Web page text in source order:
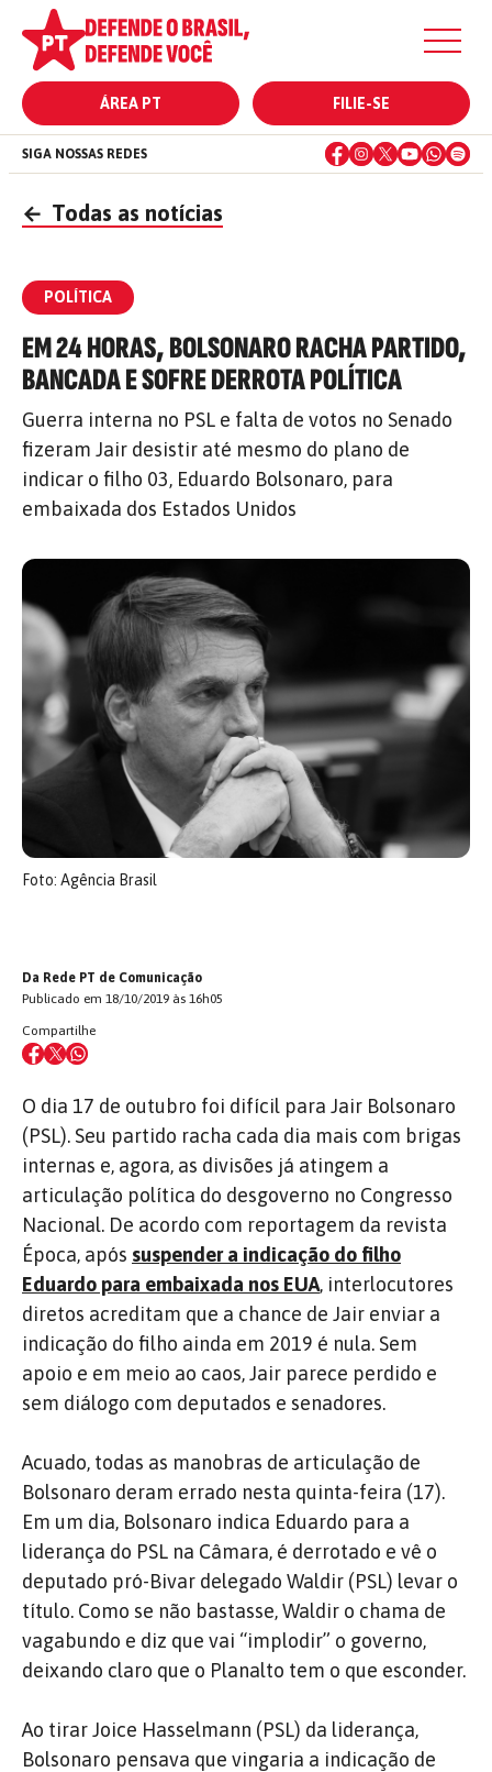
ÁREA PT FILIE-SE
SIGA NOSSAS REDES
← Todas as notícias
POLÍTICA
EM 24 HORAS, BOLSONARO RACHA PARTIDO,
BANCADA E SOFRE DERROTA POLÍTICA
Guerra interna no PSL e falta de votos no Senado
fizeram Jair desistir até mesmo do plano de
indicar o filho 03, Eduardo Bolsonaro, para
embaixada dos Estados Unidos
Foto: Agência Brasil
Da Rede PT de Comunicação
Publicado em 18/10/2019 às 16h05
Compartilhe
O dia 17 de outubro foi difícil para Jair Bolsonaro
(PSL). Seu partido racha cada dia mais com brigas
internas e, agora, as divisões já atingem a
articulação política do desgoverno no Congresso
Nacional. De acordo com reportagem da revista
Época, após suspender a indicação do filho
Eduardo para embaixada nos EUA, interlocutores
diretos acreditam que a chance de Jair enviar a
indicação do filho ainda em 2019 é nula. Sem
apoio e em meio ao caos, Jair parece perdido e
sem diálogo com deputados e senadores.
Acuado, todas as manobras de articulação de
Bolsonaro deram errado nesta quinta-feira (17).
Em um dia, Bolsonaro indica Eduardo para a
liderança do PSL na Câmara, é derrotado e vê o
deputado pró-Bivar delegado Waldir (PSL) levar o
título. Como se não bastasse, Waldir o chama de
vagabundo e diz que vai “implodir” o governo,
deixando claro que o Planalto tem o que esconder.
Ao tirar Joice Hasselmann (PSL) da liderança,
Bolsonaro pensava que vingaria a indicação de